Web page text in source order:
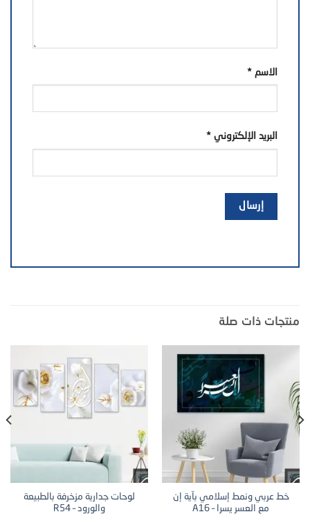
الاسم *
البريد الإلكتروني *
منتجات ذات صلة
خط عربي ونمط إسلامي بآية إن
مع العسر يسرا – A16
لوحات جدارية مزخرفة بالطبيعة
والورود – R54